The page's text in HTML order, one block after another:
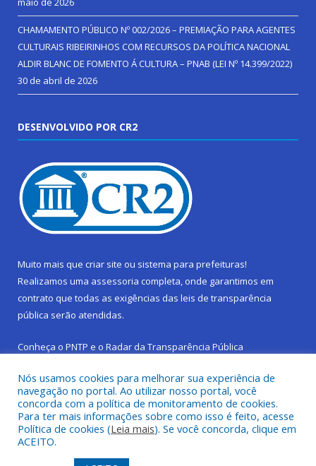
CHAMAMENTO PÚBLICO Nº 002/2026 – PREMIAÇÃO PARA AGENTES
CULTURAIS RIBEIRINHOS COM RECURSOS DA POLÍTICA NACIONAL
ALDIR BLANC DE FOMENTO Á CULTURA – PNAB (LEI Nº 14.399/2022)
30 de abril de 2026
DESENVOLVIDO POR CR2
Muito mais que criar site ou sistema para prefeituras!
Realizamos uma assessoria completa, onde garantimos em
contrato que todas as exigências das leis de transparência
pública serão atendidas.
Conheça o PNTP e o Radar da Transparência Pública
Todos os direitos reservados a Prefeitura Municipal de São
Sebastião da Boa Vista.
Nós usamos cookies para melhorar sua experiência de
navegação no portal. Ao utilizar nosso portal, você
concorda com a política de monitoramento de cookies.
Para ter mais informações sobre como isso é feito, acesse
Política de cookies (Leia mais). Se você concorda, clique em
ACEITO.